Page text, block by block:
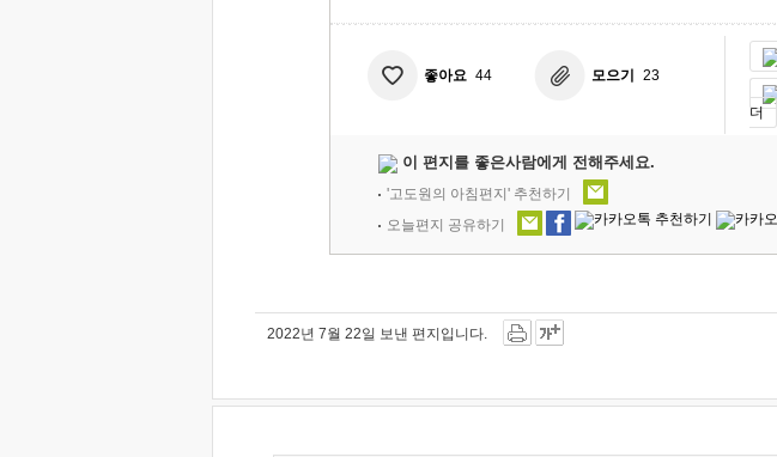
좋아요 44 모으기 23
더
이 편지를 좋은사람에게 전해주세요.
'고도원의 아침편지' 추천하기
오늘편지 공유하기
2022년 7월 22일 보낸 편지입니다.